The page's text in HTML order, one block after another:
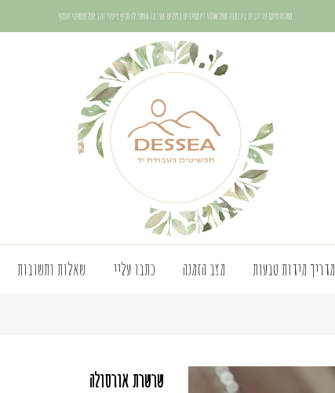
משלוח חינם עד הבית בהזמנה מעל 400₪ | המחירים כוללים מע"מ | אפשר להוסיף ציפוי זהב לכל תכשיטי הכסף
מדריך מידות טבעות מצב הזמנה כתבו עליי שאלות ותשובות
שרשרת אורסולה